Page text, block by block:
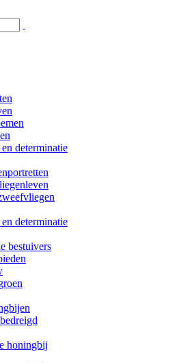
determinatie
determinatie
bestuivers
honingbij